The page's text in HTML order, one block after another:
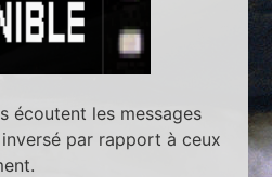
écoutent les messages
par rapport à ceux